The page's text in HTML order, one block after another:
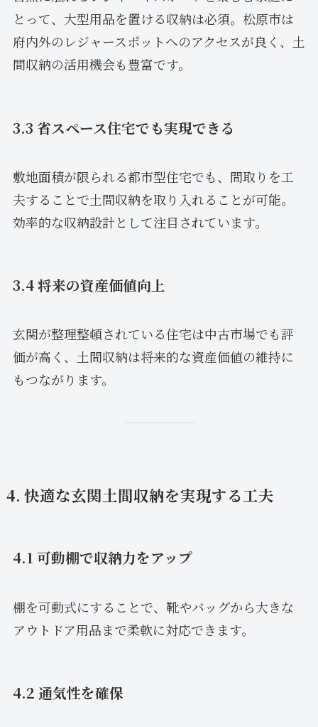
とって、大型用品を置ける収納は必須。松原市は
府内外のレジャースポットへのアクセスが良く、土
間収納の活用機会も豊富です。
3.3 省スペース住宅でも実現できる
敷地面積が限られる都市型住宅でも、間取りを工
夫することで土間収納を取り入れることが可能。
効率的な収納設計として注目されています。
3.4 将来の資産価値向上
玄関が整理整頓されている住宅は中古市場でも評
価が高く、土間収納は将来的な資産価値の維持に
もつながります。
4. 快適な玄関土間収納を実現する工夫
4.1 可動棚で収納力をアップ
棚を可動式にすることで、靴やバッグから大きな
アウトドア用品まで柔軟に対応できます。
4.2 通気性を確保